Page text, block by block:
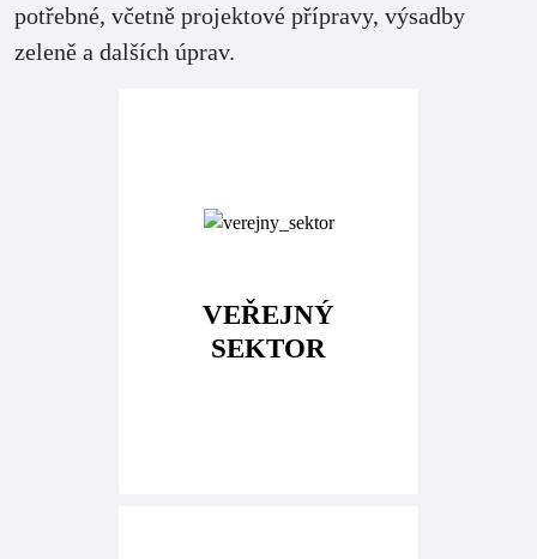
potřebné, včetně projektové přípravy, výsadby
zeleně a dalších úprav.
VEŘEJNÝ
SEKTOR